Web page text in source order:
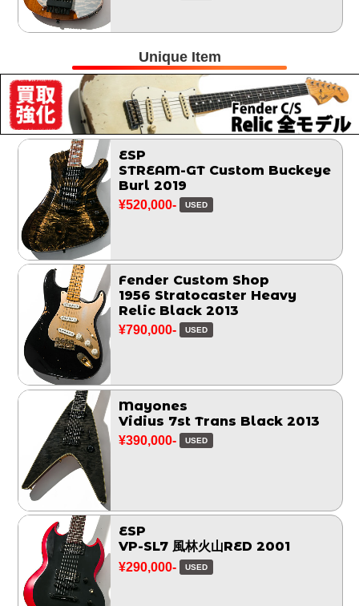
Unique Item
ESP
STREAM-GT Custom Buckeye
Burl 2019
¥520,000- USED
Fender Custom Shop
1956 Stratocaster Heavy
Relic Black 2013
¥790,000- USED
Mayones
Vidius 7st Trans Black 2013
¥390,000- USED
ESP
VP-SL7 風林火山RED 2001
¥290,000- USED